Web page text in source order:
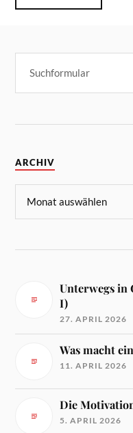
ARCHIV
Unterwegs in
I)
27. APRIL 2026
Was macht
11. APRIL 2026
Die
5. APRIL 2026